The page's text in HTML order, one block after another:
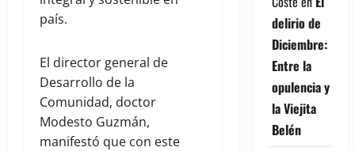
país.
El director general de
Desarrollo de la
Comunidad, doctor
Modesto Guzmán,
manifestó que con este
delirio de
Diciembre:
Entre la
opulencia y
la Viejita
Belén